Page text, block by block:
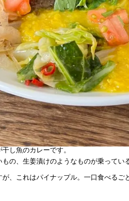
し魚のカレーです。
の、生姜漬けのようなものが乗って
、これはパイナップル。一口食べる